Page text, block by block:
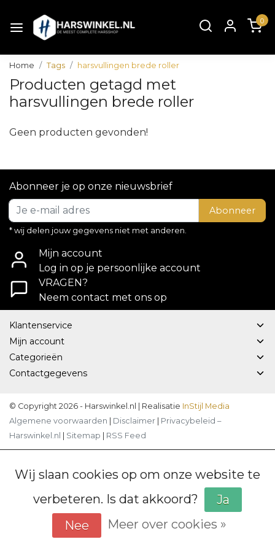
0
Home Tags harsvullingen brede roller
Producten getagd met
harsvullingen brede roller
Geen producten gevonden!
Abonneer je op onze nieuwsbrief
Abonneer
* wij delen jouw gegevens niet met anderen.
Mijn account
Log in op je persoonlijke account
VRAGEN?
Neem contact met ons op
Klantenservice
Mijn account
Categorieën
Contactgegevens
© Copyright 2026 - Harswinkel.nl | Realisatie InStijl Media
Algemene voorwaarden
Disclaimer
Privacybeleid –
Harswinkel.nl
Sitemap RSS Feed
Wij slaan cookies op om onze website te
verbeteren. Is dat akkoord?
Ja
Nee
Meer over cookies »